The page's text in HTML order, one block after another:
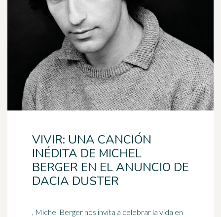
VIVIR: UNA CANCIÓN
INÉDITA DE MICHEL
BERGER EN EL ANUNCIO DE
DACIA DUSTER
, Michel Berger nos invita a celebrar la vida en